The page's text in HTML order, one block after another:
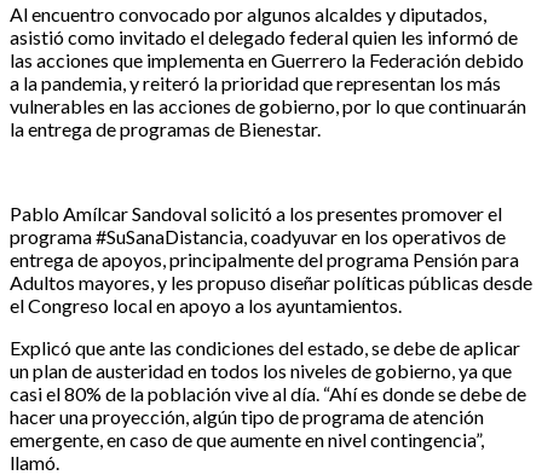
Al encuentro convocado por algunos alcaldes y diputados,
asistió como invitado el delegado federal quien les informó de
las acciones que implementa en Guerrero la Federación debido
a la pandemia, y reiteró la prioridad que representan los más
vulnerables en las acciones de gobierno, por lo que continuarán
la entrega de programas de Bienestar.
Pablo Amílcar Sandoval solicitó a los presentes promover el
programa #SuSanaDistancia, coadyuvar en los operativos de
entrega de apoyos, principalmente del programa Pensión para
Adultos mayores, y les propuso diseñar políticas públicas desde
el Congreso local en apoyo a los ayuntamientos.
Explicó que ante las condiciones del estado, se debe de aplicar
un plan de austeridad en todos los niveles de gobierno, ya que
casi el 80% de la población vive al día. “Ahí es donde se debe de
hacer una proyección, algún tipo de programa de atención
emergente, en caso de que aumente en nivel contingencia”,
llamó.